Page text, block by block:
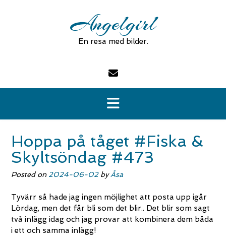
Angelgirl
En resa med bilder.
Hoppa på tåget #Fiska &
Skyltsöndag #473
Posted on 2024-06-02byÅsa
Tyvärr så hade jag ingen möjlighet att posta upp igår
Lördag, men det får bli som det blir.. Det blir som sagt
två inlägg idag och jag provar att kombinera dem båda
i ett och samma inlägg!